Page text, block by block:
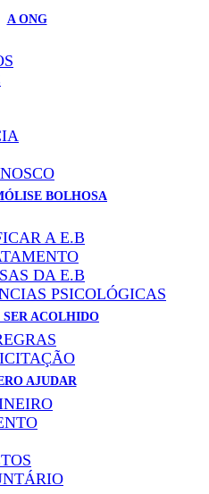
A ONG
BOLHOSA
A E.B
DA E.B
PSICOLÓGICAS
SER ACOLHIDO
AJUDAR